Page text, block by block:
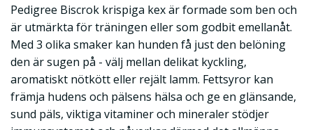
Pedigree Biscrok krispiga kex är formade som ben och
är utmärkta för träningen eller som godbit emellanåt.
Med 3 olika smaker kan hunden få just den belöning
den är sugen på - välj mellan delikat kyckling,
aromatiskt nötkött eller rejält lamm. Fettsyror kan
främja hudens och pälsens hälsa och ge en glänsande,
sund päls, viktiga vitaminer och mineraler stödjer